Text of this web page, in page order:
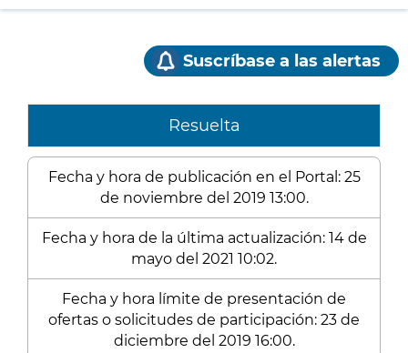
Suscríbase a las alertas
Resuelta
Fecha y hora de publicación en el Portal: 25
de noviembre del 2019 13:00.
Fecha y hora de la última actualización: 14 de
mayo del 2021 10:02.
Fecha y hora límite de presentación de
ofertas o solicitudes de participación: 23 de
diciembre del 2019 16:00.